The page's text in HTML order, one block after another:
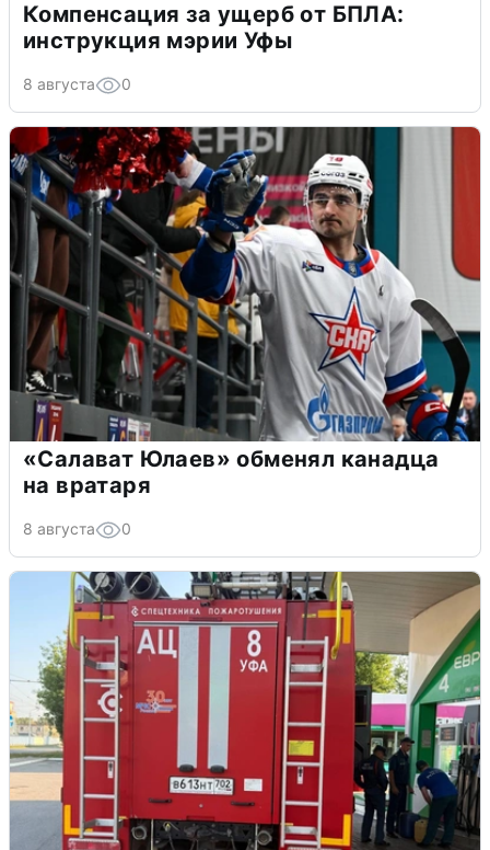
Компенсация за ущерб от БПЛА:
инструкция мэрии Уфы
8 августа 0
«Салават Юлаев» обменял канадца
на вратаря
8 августа 0